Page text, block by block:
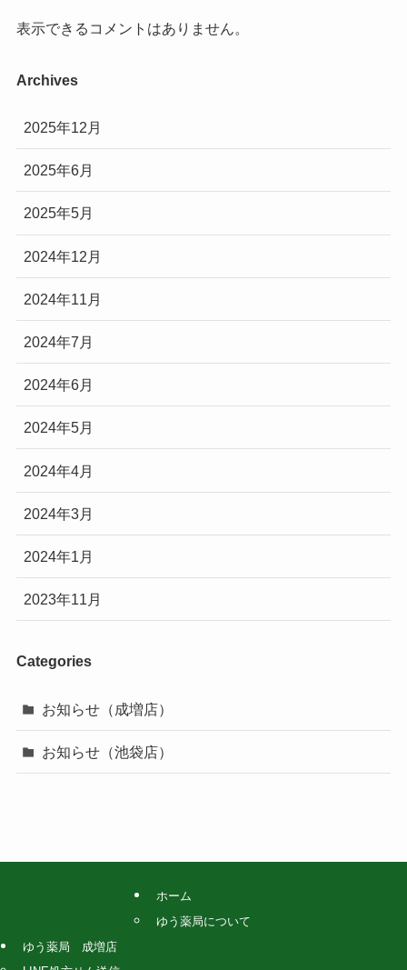
表示できるコメントはありません。
Archives
2025年12月
2025年6月
2025年5月
2024年12月
2024年11月
2024年7月
2024年6月
2024年5月
2024年4月
2024年3月
2024年1月
2023年11月
Categories
お知らせ（成増店）
お知らせ（池袋店）
ホーム
ゆう薬局について
ゆう薬局 成増店